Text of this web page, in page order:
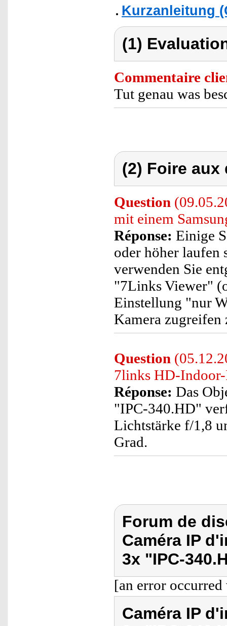
Kurzanleitung
(1)
Commentaire
Tut genau was
(2) Foire
Question
mit einem
Réponse: Einige
oder höher
verwenden Sie
"7Links Viewer"
Einstellung "nur
Kamera zugreifen
Question
7links HD-
Réponse: Das
"IPC-340.HD"
Lichtstärke f/1,8
Grad.
Forum de
Caméra IP
3x "IPC-
[an error
Caméra IP